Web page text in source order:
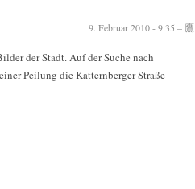
9. Februar 2010 - 9:35 – 鷹
der Stadt. Auf der Suche nach
Peilung die Katternberger Straße